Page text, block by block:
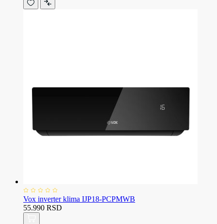
Vox inverter klima IJP18-PCPMWB
55.990 RSD